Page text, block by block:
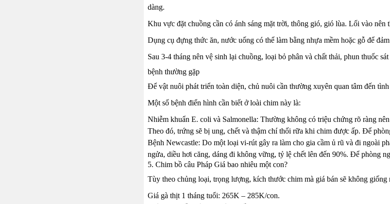
dàng.
Khu vực đặt chuồng cần có ánh sáng mặt trời, thông gió, gió lùa. Lối vào
Dụng cụ đựng thức ăn, nước uống có thể làm bằng nhựa mềm hoặc gỗ để
Sau 3-4 tháng nên vệ sinh lại chuồng, loại bỏ phân và chất thải, phun thuốc
bệnh thường gặp
Để vật nuôi phát triển toàn diện, chủ nuôi cần thường xuyên quan tâm đến
Một số bệnh điển hình cần biết ở loài chim này là:
Nhiễm khuẩn E. coli và Salmonella: Thường không có triệu chứng rõ ràng
Theo đó, trứng sẽ bị ung, chết và thậm chí thối rữa khi chim được ấp. Để
Bệnh Newcastle: Do một loại vi-rút gây ra làm cho gia cầm ủ rũ và đi ngoài
ngửa, diều hơi căng, dáng đi không vững, tỷ lệ chết lên đến 90%. Để phòng
5. Chim bồ câu Pháp Giá bao nhiêu một con?
Tùy theo chủng loại, trọng lượng, kích thước chim mà giá bán sẽ không
Giá gà thịt 1 tháng tuổi: 265K – 285K/con.